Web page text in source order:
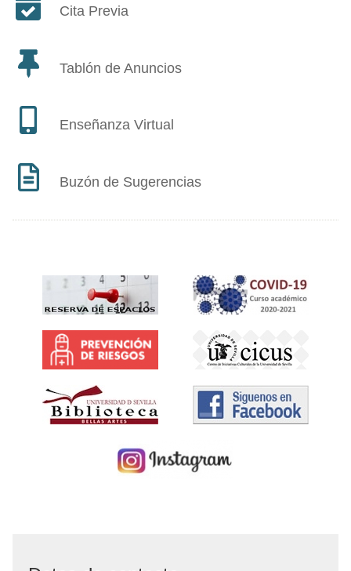
Cita Previa
Tablón de Anuncios
Enseñanza Virtual
Buzón de Sugerencias